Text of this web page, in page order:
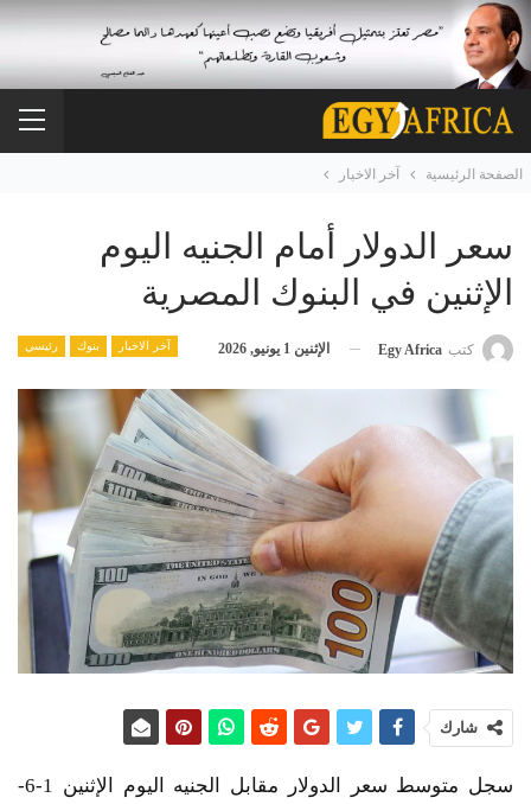
الصفحة الرئيسية آخر الاخبار
سعر الدولار أمام الجنيه اليوم
الإثنين في البنوك المصرية
آخر الاخبار بنوك رئيسي كتب Egy Africa الإثنين 1 يونيو, 2026
شارك
سجل متوسط سعر الدولار مقابل الجنيه اليوم الإثنين 1-6-